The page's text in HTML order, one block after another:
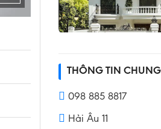
THÔNG TIN CHUNG
098 885 8817
Hải Âu 11